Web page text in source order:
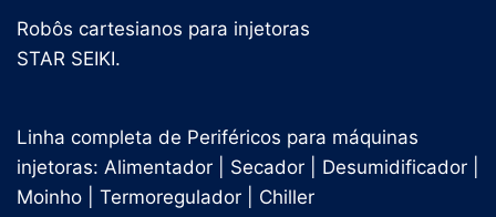
Robôs cartesianos para injetoras
STAR SEIKI.
Linha completa de Periféricos para máquinas
injetoras: Alimentador | Secador | Desumidificador |
Moinho | Termoregulador | Chiller